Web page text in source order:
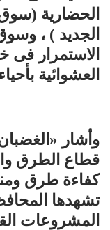
الحضارية
الجديد ) ،
الاستمرار فى
العشوائية
وأشار
قطاع الطرق
كفاءة طرق
تشهدها
المشروعات